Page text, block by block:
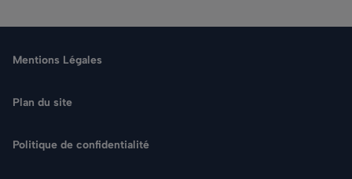
Mentions Légales
Plan du site
Politique de confidentialité